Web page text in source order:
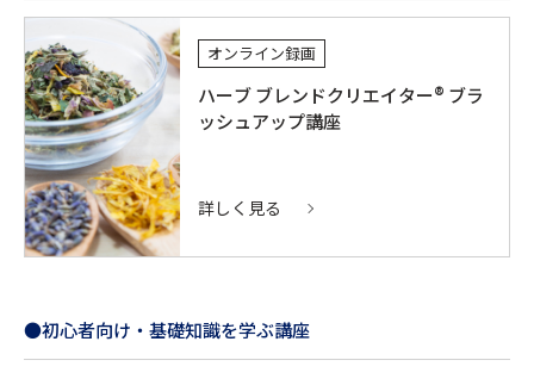
オンライン録画
ハーブ ブレンドクリエイター® ブラ
ッシュアップ講座
詳しく見る
●初心者向け・基礎知識を学ぶ講座